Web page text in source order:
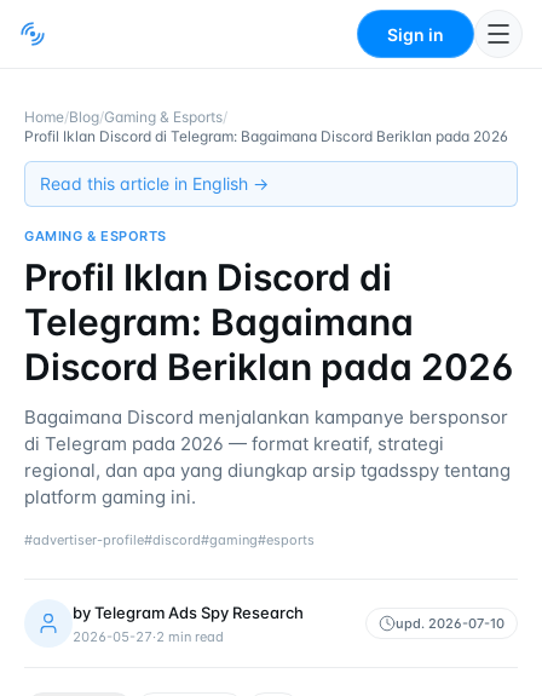
Sign in
Home/Blog/Gaming & Esports/
Profil Iklan Discord di Telegram: Bagaimana Discord Beriklan pada 2026
Read this article in English →
GAMING & ESPORTS
Profil Iklan Discord di
Telegram: Bagaimana
Discord Beriklan pada 2026
Bagaimana Discord menjalankan kampanye bersponsor
di Telegram pada 2026 — format kreatif, strategi
regional, dan apa yang diungkap arsip tgadsspy tentang
platform gaming ini.
#advertiser-profile#discord#gaming#esports
byTelegram Ads Spy Research
2026-05-27·2 min read
upd. 2026-07-10